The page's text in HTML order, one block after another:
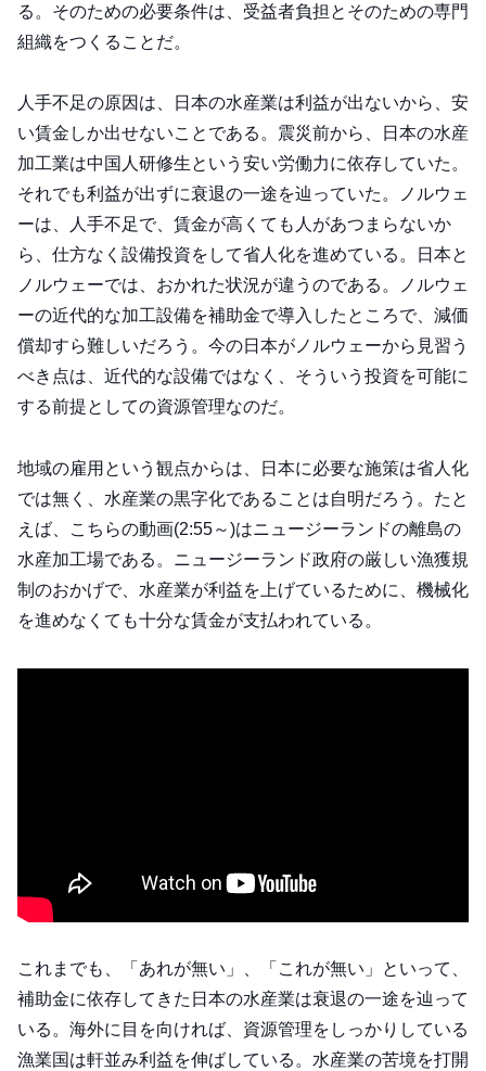
る。そのための必要条件は、受益者負担とそのための専門
組織をつくることだ。
人手不足の原因は、日本の水産業は利益が出ないから、安
い賃金しか出せないことである。震災前から、日本の水産
加工業は中国人研修生という安い労働力に依存していた。
それでも利益が出ずに衰退の一途を辿っていた。ノルウェ
ーは、人手不足で、賃金が高くても人があつまらないか
ら、仕方なく設備投資をして省人化を進めている。日本と
ノルウェーでは、おかれた状況が違うのである。ノルウェ
ーの近代的な加工設備を補助金で導入したところで、減価
償却すら難しいだろう。今の日本がノルウェーから見習う
べき点は、近代的な設備ではなく、そういう投資を可能に
する前提としての資源管理なのだ。
地域の雇用という観点からは、日本に必要な施策は省人化
では無く、水産業の黒字化であることは自明だろう。たと
えば、こちらの動画(2:55～)はニュージーランドの離島の
水産加工場である。ニュージーランド政府の厳しい漁獲規
制のおかげで、水産業が利益を上げているために、機械化
を進めなくても十分な賃金が支払われている。
これまでも、「あれが無い」、「これが無い」といって、
補助金に依存してきた日本の水産業は衰退の一途を辿って
いる。海外に目を向ければ、資源管理をしっかりしている
漁業国は軒並み利益を伸ばしている。水産業の苦境を打開